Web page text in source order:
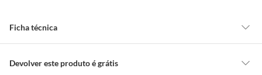
Ficha técnica
Modelo
Devolver este produto é grátis